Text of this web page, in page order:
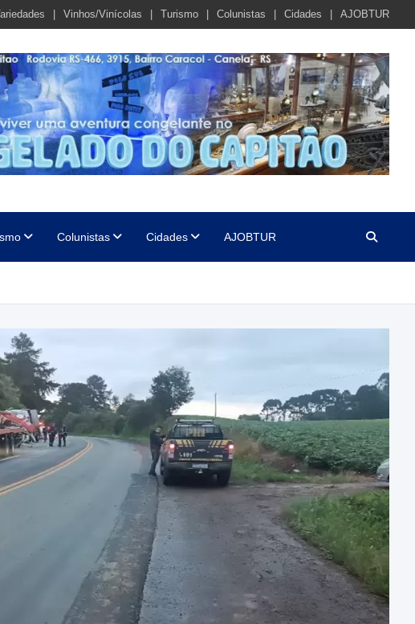
Vinhos/Vinícolas Turismo Colunistas Cidades AJOBTUR
Colunistas Cidades AJOBTUR